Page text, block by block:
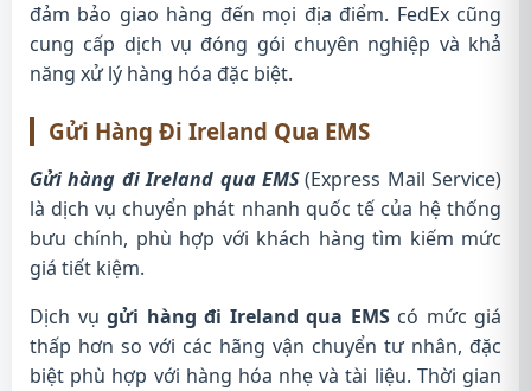
đảm bảo giao hàng đến mọi địa điểm. FedEx cũng
cung cấp dịch vụ đóng gói chuyên nghiệp và khả
năng xử lý hàng hóa đặc biệt.
Gửi Hàng Đi Ireland Qua EMS
Gửi hàng đi Ireland qua EMS(Express Mail Service)
là dịch vụ chuyển phát nhanh quốc tế của hệ thống
bưu chính, phù hợp với khách hàng tìm kiếm mức
giá tiết kiệm.
Dịch vụ gửi hàng đi Ireland qua EMScó mức giá
thấp hơn so với các hãng vận chuyển tư nhân, đặc
biệt phù hợp với hàng hóa nhẹ và tài liệu. Thời gian